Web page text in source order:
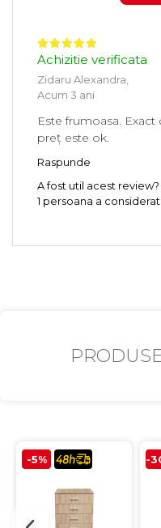
Achizitie verificata
Zidaru Alexandra,
Acum 3 ani
Este frumoasa.
preț este ok.
Raspunde
A fost util acest review?
1 persoana a
-5% -